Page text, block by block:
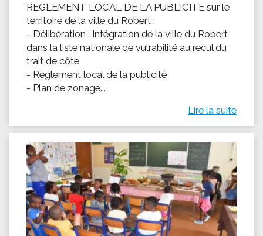
REGLEMENT LOCAL DE LA PUBLICITE sur le
territoire de la ville du Robert :
- Délibération : Intégration de la ville du Robert
dans la liste nationale de vulrabilité au recul du
trait de côte
- Règlement local de la publicité
- Plan de zonage...
Lire la suite